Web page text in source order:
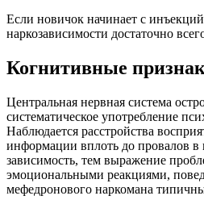
Если новичок начинает с
наркозависимости достаточно
Когнитивные
Центральная нервная система
систематическое употребление
Наблюдается расстройства
информации вплоть до провалов
зависимость, тем выражение
эмоциональными реакциями,
мефедронового наркомана